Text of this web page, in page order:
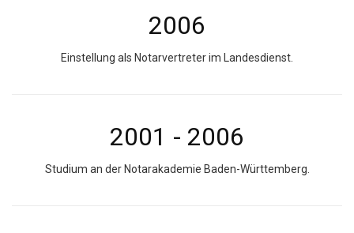
2006
Einstellung als Notarvertreter im Landesdienst.
2001 - 2006
Studium an der Notarakademie Baden-Württemberg.